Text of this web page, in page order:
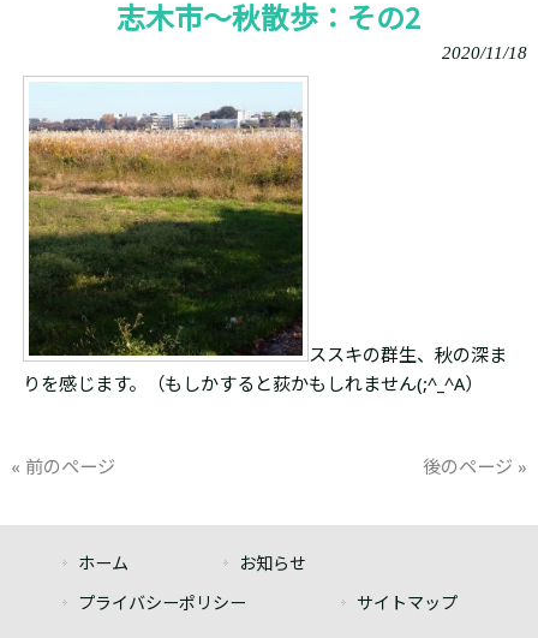
志木市～秋散歩：その2
2020/11/18
ススキの群生、秋の深ま
りを感じます。（もしかすると荻かもしれません(;^_^A）
« 前のページ 後のページ »
ホーム お知らせ
プライバシーポリシー サイトマップ